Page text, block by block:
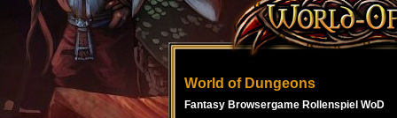
World of Dungeons
Fantasy Browsergame Rollenspiel WoD